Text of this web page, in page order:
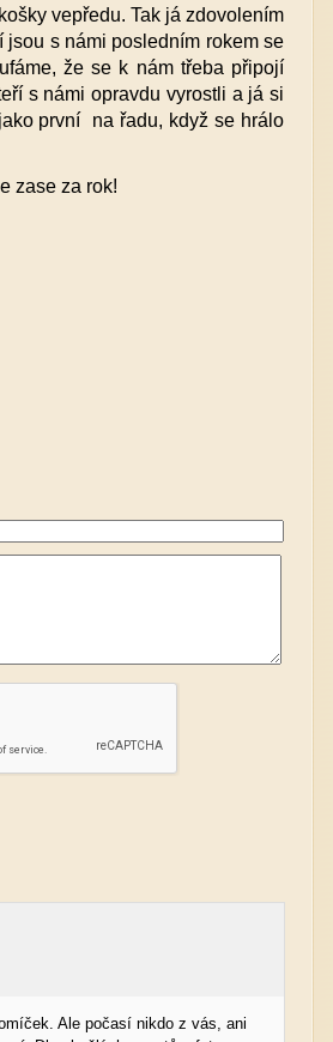
vepředu. Tak já zdovolením
jsou s námi posledním rokem se
že se k nám třeba připojí
s námi opravdu vyrostli a já si
první na řadu, když se hrálo
zase za rok!
Ale počasí nikdo z vás, ani